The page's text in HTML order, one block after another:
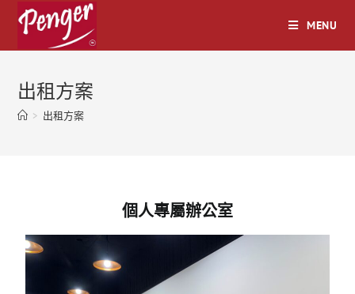
MENU
出租方案
> 出租方案
個人專屬辦公室